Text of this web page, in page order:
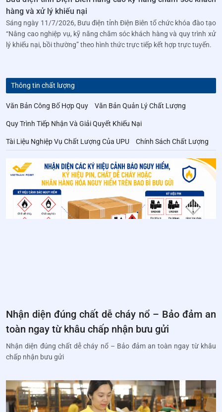
hàng và xử lý khiếu nại
Sáng ngày 11/7/2026, Bưu điện tỉnh Điện Biên tổ chức khóa đào tạo
“Nâng cao nghiệp vụ, kỹ năng chăm sóc khách hàng và quy trình xử
lý khiếu nại, bồi thường” theo hình thức trực tiếp kết hợp trực tuyến.
Thông tin chất lượng
Văn Bản Công Bố Hợp Quy Văn Bản Quản Lý Chất Lượng
Quy Trình Tiếp Nhận Và Giải Quyết Khiếu Nại
Tài Liệu Nghiệp Vụ Chất Lượng Của UPU Chính Sách Chất Lượng
Nhận diện đúng chất dễ cháy nổ – Bảo đảm an
toàn ngay từ khâu chấp nhận bưu gửi
Nhận diện đúng chất dễ cháy nổ – Bảo đảm an toàn ngay từ khâu
chấp nhận bưu gửi